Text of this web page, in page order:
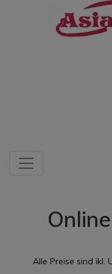
Alle Preise sind ikl.